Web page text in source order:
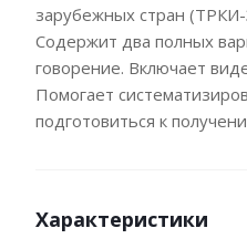
зарубежных стран
Содержит два полных
говорение. Включает
Помогает
подготовиться к
Характеристики